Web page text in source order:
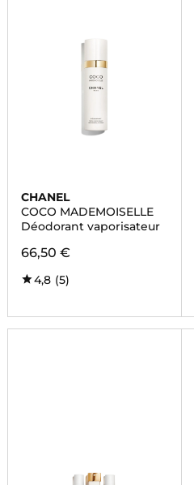
CHANEL
COCO MADEMOISELLE
Déodorant vaporisateur
66,50 €
4,8 (5)